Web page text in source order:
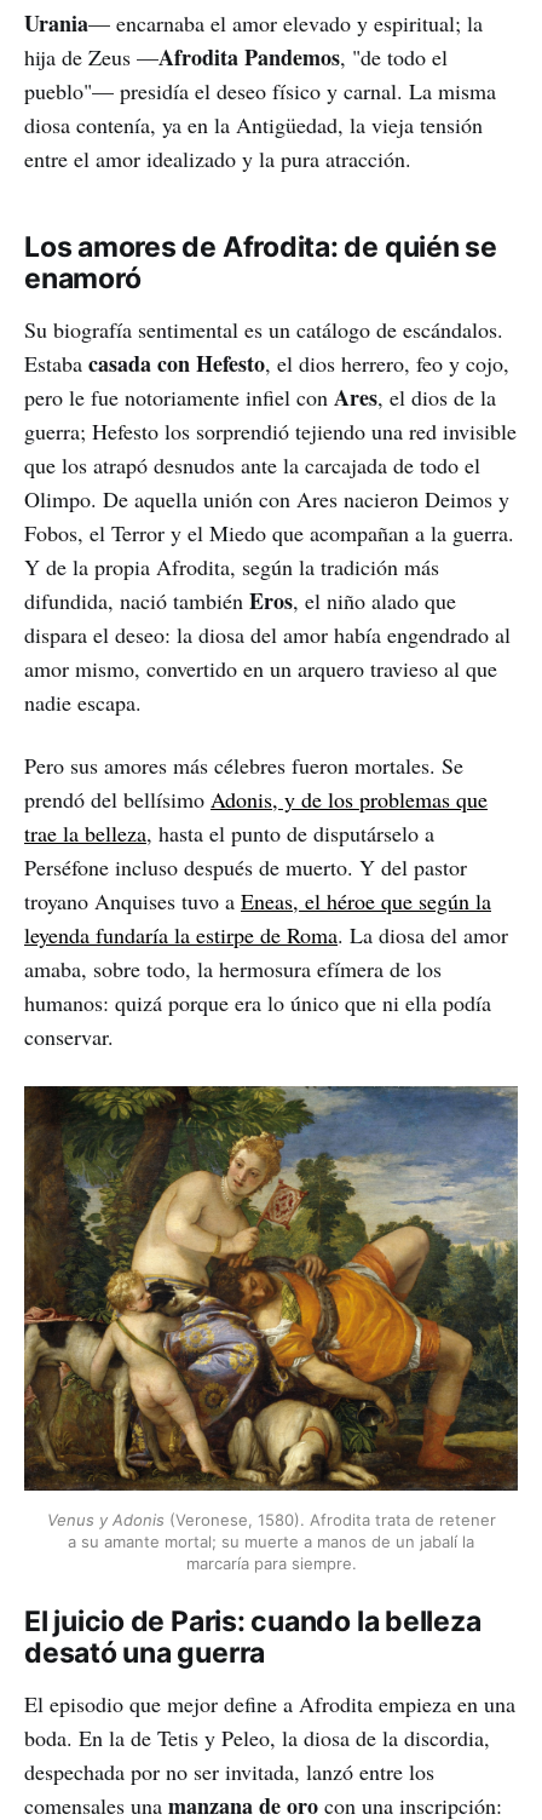
Urania— encarnaba el amor elevado y espiritual; la
hija de Zeus —Afrodita Pandemos, "de todo el
pueblo"— presidía el deseo físico y carnal. La misma
diosa contenía, ya en la Antigüedad, la vieja tensión
entre el amor idealizado y la pura atracción.
Los amores de Afrodita: de quién se
enamoró
Su biografía sentimental es un catálogo de escándalos.
Estaba casada con Hefesto, el dios herrero, feo y cojo,
pero le fue notoriamente infiel con Ares, el dios de la
guerra; Hefesto los sorprendió tejiendo una red invisible
que los atrapó desnudos ante la carcajada de todo el
Olimpo. De aquella unión con Ares nacieron Deimos y
Fobos, el Terror y el Miedo que acompañan a la guerra.
Y de la propia Afrodita, según la tradición más
difundida, nació también Eros, el niño alado que
dispara el deseo: la diosa del amor había engendrado al
amor mismo, convertido en un arquero travieso al que
nadie escapa.
Pero sus amores más célebres fueron mortales. Se
prendó del bellísimo Adonis, y de los problemas que
trae la belleza, hasta el punto de disputárselo a
Perséfone incluso después de muerto. Y del pastor
troyano Anquises tuvo a Eneas, el héroe que según la
leyenda fundaría la estirpe de Roma. La diosa del amor
amaba, sobre todo, la hermosura efímera de los
humanos: quizá porque era lo único que ni ella podía
conservar.
Venus y Adonis (Veronese, 1580). Afrodita trata de retener
a su amante mortal; su muerte a manos de un jabalí la
marcaría para siempre.
El juicio de Paris: cuando la belleza
desató una guerra
El episodio que mejor define a Afrodita empieza en una
boda. En la de Tetis y Peleo, la diosa de la discordia,
despechada por no ser invitada, lanzó entre los
comensales una manzana de oro con una inscripción: